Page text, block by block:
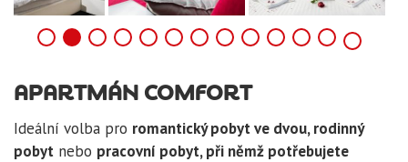
APARTMÁN COMFORT
Ideální volba pro romantický pobyt ve dvou, rodinný
pobyt nebo pracovní pobyt, při němž potřebujete